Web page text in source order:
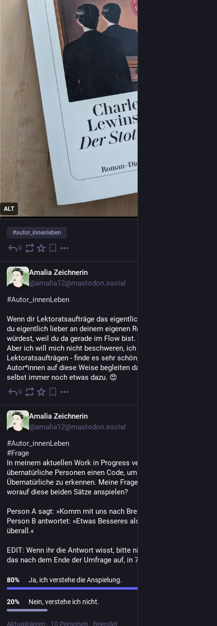
ALT
#autor_innenleben
0
Amalia Zeichnerin
@amalia12@mastodon.social
#Autor_innenLeben
Wenn dir Lektoratsaufträge das eigentliche Geld bringen und
du eigentlich lieber an deinem eigenen Roman arbeiten
würdest, weil du da gerade im Flow bist. 😅
Aber ich will mich nicht beschweren, ich arbeite gern an
Lektoratsaufträgen - finde es sehr schön, dass ich andere
Autor*innen auf diese Weise begleiten darf. Ich lerne da auch
selbst immer noch etwas dazu. 😍
0
Amalia Zeichnerin
@amalia12@mastodon.social
#Autor_innenLeben
#Frage
In meinem aktuellen Work in Progress verwenden zwei
übernatürliche Personen einen Code, um sich am Telefon als
Übernatürliche zu erkennen. Meine Frage ist nun, wisst ihr,
worauf diese beiden Sätze anspielen?
Person A sagt: »Komm mit uns nach Bremen.«
Person B antwortet: »Etwas Besseres als den Tod findest du
überall.«
EDIT: Wenn ihr die Antwort wisst, bitte nicht verraten. Ich löse
das nach dem Ende der Umfrage auf, in 7 Tagen.
80% Ja, ich verstehe die Anspielung.
20% Nein, verstehe ich nicht.
Aktualisieren · 10 Personen · Beendet